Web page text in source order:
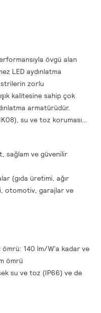
övgü alan
LED aydınlatma
zorlu
kalitesine sahip çok
armatürüdür.
su ve toz koruması
koşullarına mükemmel
aynı zamanda
gösterir. Bir çok
LED Gen5 Value
kalitesi ve homojen ışık
planlamasında daha fazla
tasarlanmıştır, yani
Bu lambalar,
seçenekleri sayesinde
yanı sıra enerji verimliliği
çıkıyor. Pacific LED
için optimum
sağlam ve güvenilir
(gıda üretimi, ağır
otomotiv, garajlar ve
ömrü: 140 lm/W'a kadar ve
ömrü
su ve toz (IP66) ve de